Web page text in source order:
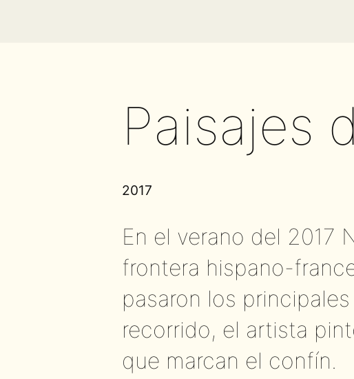
Paisajes
2017
En el verano del 2017
frontera hispano-
pasaron los
recorrido, el artista
que marcan el confín.